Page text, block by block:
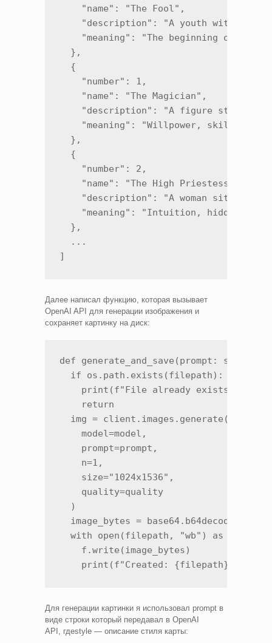
    "name": "The Fool",
"description": "A youth with a
"meaning": "The beginning of a
  },
  {
    "number": 1,
    "name": "The Magician",
"description": "A figure stands
"meaning": "Willpower, skill,
  },
  {
    "number": 2,
    "name": "The High Priestess",
"description": "A woman sits
"meaning": "Intuition, hidden
  },
  ...
]
Далее написал функцию, которая вызывает
OpenAI API для генерации изображения и
сохраняет картинку на диск:
def generate_and_save(prompt: str,
  if os.path.exists(filepath):
print(f"File already exists:
    return
  img = client.images.generate(
    model=model,
    prompt=prompt,
    n=1,
    size="1024x1536",
    quality=quality
  )
image_bytes =
  with open(filepath, "wb") as f:
    f.write(image_bytes)
    print(f"Created: {filepath}")
Для генерации картинки я использовал prompt в
виде строки который передавал в OpenAI
API, гдеstyle — описание стиля карты: